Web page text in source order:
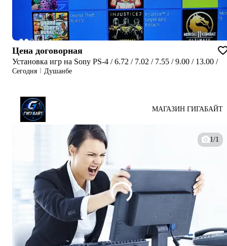
Цена договорная
Установка игр на Sony PS-4 / 6.72 / 7.02 / 7.55 / 9.00 / 13.00 /
Сегодня Душанбе
МАГАЗИН ГИГАБАЙТ
1/1